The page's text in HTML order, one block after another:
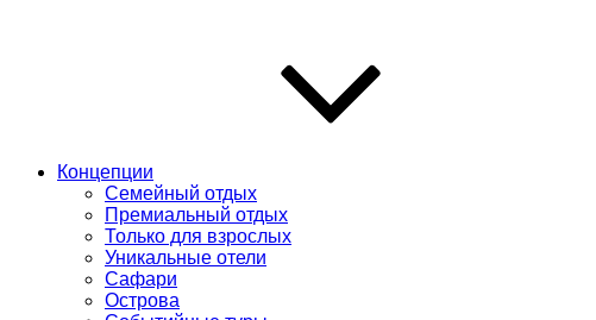
Концепции
Семейный отдых
Премиальный отдых
Только для взрослых
Уникальные отели
Сафари
Острова